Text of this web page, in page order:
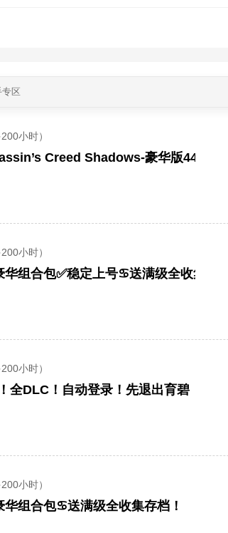
专区
小时）
Creed Shadows-豪华版448元-
小时）
组合包✅稳定上号♋送满级全收集存档
小时）
全DLC！自动登录！先退出育碧
小时）
组合包♋送满级全收集存档！